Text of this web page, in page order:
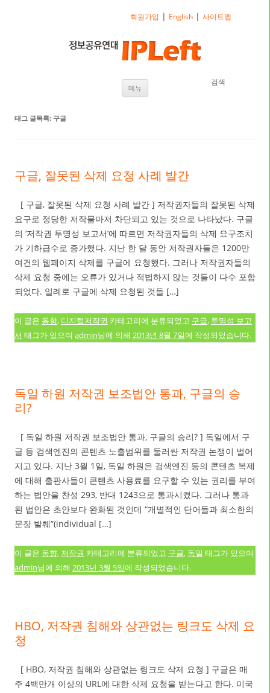
메뉴 내용으로 바로가기검색
회원가입 | English |사이트맵
태그 글목록: 구글
구글, 잘못된 삭제 요청 사례 발간
[ 구글, 잘못된 삭제 요청 사례 발간 ] 저작권자들의 잘못된 삭제
요구로 정당한 저작물마저 차단되고 있는 것으로 나타났다. 구글
의 ‘저작권 투명성 보고서’에 따르면 저작권자들의 삭제 요구조치
가 기하급수로 증가했다. 지난 한 달 동안 저작권자들은 1200만
여건의 웹페이지 삭제를 구글에 요청했다. 그러나 저작권자들의
삭제 요청 중에는 오류가 있거나 적법하지 않는 것들이 다수 포함
되었다. 일례로 구글에 삭제 요청된 것들 […]
이 글은 동향, 디지털저작권 카테고리에 분류되었고 구글, 투명성 보고
서 태그가 있으며 admin님에 의해 2013년 8월 7일에 작성되었습니다.
독일 하원 저작권 보조법안 통과, 구글의 승
리?
[ 독일 하원 저작권 보조법안 통과, 구글의 승리? ] 독일에서 구
글 등 검색엔진의 콘텐츠 노출범위를 둘러싼 저작권 논쟁이 벌어
지고 있다. 지난 3월 1일, 독일 하원은 검색엔진 등의 콘텐츠 복제
에 대해 출판사들이 콘텐츠 사용료를 요구할 수 있는 권리를 부여
하는 법안을 찬성 293, 반대 1243으로 통과시켰다. 그러나 통과
된 법안은 초안보다 완화된 것인데 “개별적인 단어들과 최소한의
문장 발췌”(individual […]
이 글은 동향, 저작권 카테고리에 분류되었고 구글, 독일 태그가 있으며
admin님에 의해 2013년 3월 5일에 작성되었습니다.
HBO, 저작권 침해와 상관없는 링크도 삭제 요
청
[ HBO, 저작권 침해와 상관없는 링크도 삭제 요청 ] 구글은 매
주 4백만개 이상의 URL에 대한 삭제 요청을 받는다고 한다. 미국